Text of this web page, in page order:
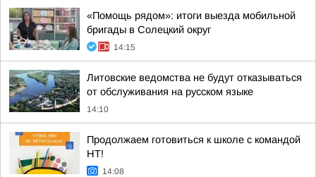
«Помощь рядом»: итоги выезда мобильной
бригады в Солецкий округ
14:15
Литовские ведомства не будут отказываться
от обслуживания на русском языке
14:10
Продолжаем готовиться к школе с командой
НТ!
14:08